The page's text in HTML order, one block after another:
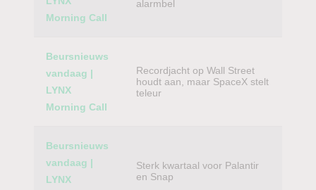
Morning Call
alarmbel
Beursnieuws
vandaag |
LYNX
Morning Call
Recordjacht op Wall Street
houdt aan, maar SpaceX stelt
teleur
Beursnieuws
vandaag |
LYNX
Sterk kwartaal voor Palantir
en Snap